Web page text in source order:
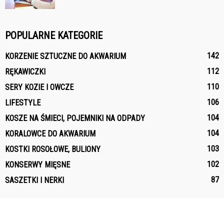
POPULARNE KATEGORIE
KORZENIE SZTUCZNE DO AKWARIUM
142
RĘKAWICZKI
112
SERY KOZIE I OWCZE
110
LIFESTYLE
106
KOSZE NA ŚMIECI, POJEMNIKI NA ODPADY
104
KORALOWCE DO AKWARIUM
104
KOSTKI ROSOŁOWE, BULIONY
103
KONSERWY MIĘSNE
102
SASZETKI I NERKI
87